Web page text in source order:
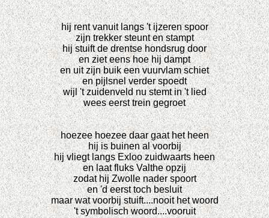
hij rent vanuit langs 't ijzeren spoor
zijn trekker steunt en stampt
hij stuift de drentse hondsrug door
en ziet eens hoe hij dampt
en uit zijn buik een vuurvlam schiet
en pijlsnel verder spoedt
wijl 't zuidenveld nu stemt in 't lied
wees eerst trein gegroet
hoezee hoezee daar gaat het heen
hij is buinen al voorbij
hij vliegt langs Exloo zuidwaarts heen
en laat fluks Valthe opzij
zodat hij Zwolle nader spoort
en 'd eerst toch besluit
maar wat voorbij stuift....nooit het woord
't symbolisch woord....vooruit